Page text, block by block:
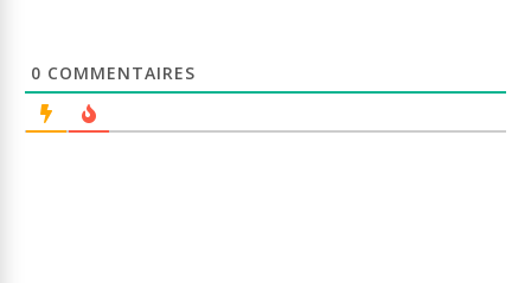
0 COMMENTAIRES